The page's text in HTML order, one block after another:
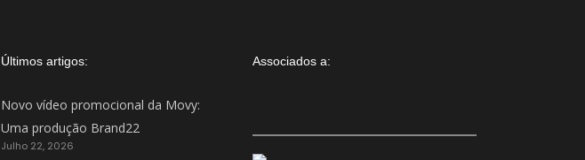
Últimos artigos:
Novo vídeo promocional da Movy:
Uma produção Brand22
Julho 22, 2026
Associados a:
Online